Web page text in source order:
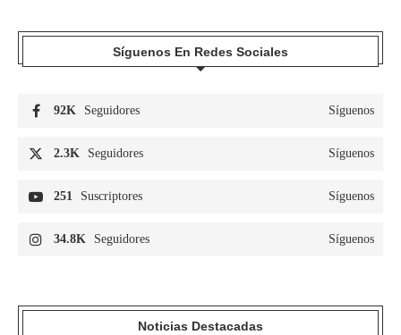
Síguenos En Redes Sociales
92K Seguidores Síguenos
2.3K Seguidores Síguenos
251 Suscriptores Síguenos
34.8K Seguidores Síguenos
Noticias Destacadas